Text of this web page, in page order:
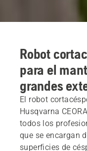
Robot
para el
grandes
El robot
Husqvarna
todos los
que se encargan
superficies de